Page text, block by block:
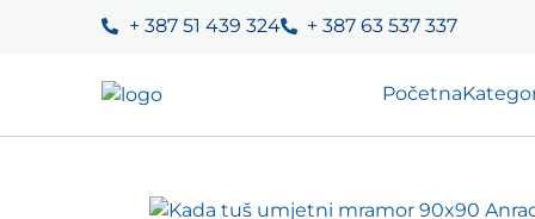
+ 387 51 439 324 + 387 63 537 337
Početna